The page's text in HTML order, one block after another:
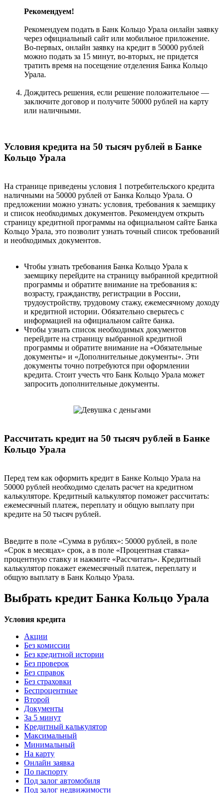
Рекомендуем!
Рекомендуем подать в Банк Кольцо Урала онлайн заявку
через официальный сайт или мобильное приложение.
Во-первых, онлайн заявку на кредит в 50000 рублей
можно подать за 15 минут, во-вторых, не придется
тратить время на посещение отделения Банка Кольцо
Урала.
Дождитесь решения, если решение положительное —
заключите договор и получите 50000 рублей на карту
или наличными.
Условия кредита на 50 тысяч рублей в Банке
Кольцо Урала
На странице приведены условия 1 потребительского кредита
наличными на 50000 рублей от Банка Кольцо Урала. О
предложении можно узнать: условия, требования к заемщику
и список необходимых документов. Рекомендуем открыть
страницу кредитной программы на официальном сайте Банка
Кольцо Урала, это позволит узнать точный список требований
и необходимых документов.
Чтобы узнать требования Банка Кольцо Урала к
заемщику перейдите на страницу выбранной кредитной
программы и обратите внимание на требования к:
возрасту, гражданству, регистрации в России,
трудоустройству, трудовому стажу, ежемесячному доходу
и кредитной истории. Обязательно сверьтесь с
информацией на официальном сайте банка.
Чтобы узнать список необходимых документов
перейдите на страницу выбранной кредитной
программы и обратите внимание на «Обязательные
документы» и «Дополнительные документы». Эти
документы точно потребуются при оформлении
кредита. Стоит учесть что Банк Кольцо Урала может
запросить дополнительные документы.
Рассчитать кредит на 50 тысяч рублей в Банке
Кольцо Урала
Перед тем как оформить кредит в Банке Кольцо Урала на
50000 рублей необходимо сделать расчет на кредитном
калькуляторе. Кредитный калькулятор поможет рассчитать:
ежемесячный платеж, переплату и общую выплату при
кредите на 50 тысяч рублей.
Введите в поле «Сумма в рублях»: 50000 рублей, в поле
«Срок в месяцах» срок, а в поле «Процентная ставка»
процентную ставку и нажмите «Рассчитать». Кредитный
калькулятор покажет ежемесячный платеж, переплату и
общую выплату в Банк Кольцо Урала.
Выбрать кредит Банка Кольцо Урала
Условия кредита
Акции
Без комиссии
Без кредитной истории
Без проверок
Без справок
Без страховки
Беспроцентные
Второй
Документы
За 5 минут
Кредитный калькулятор
Максимальный
Минимальный
На карту
Онлайн заявка
По паспорту
Под залог автомобиля
Под залог недвижимости